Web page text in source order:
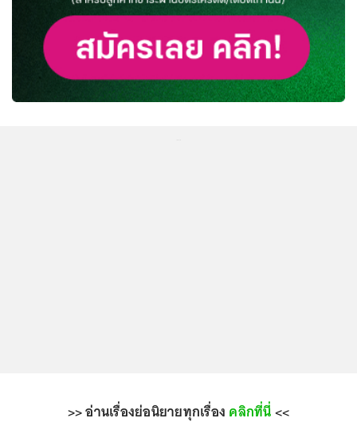
>> อ่านเรื่องย่อนิยายทุกเรื่อง คลิกที่นี่<<